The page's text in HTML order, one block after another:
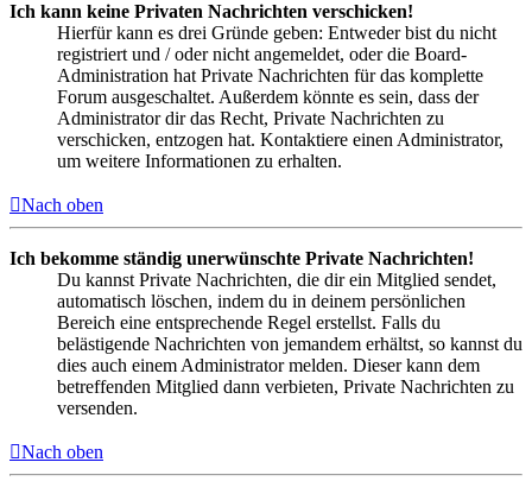
Ich kann keine Privaten Nachrichten verschicken!
Hierfür kann es drei Gründe geben: Entweder bist du nicht
registriert und / oder nicht angemeldet, oder die Board-
Administration hat Private Nachrichten für das komplette
Forum ausgeschaltet. Außerdem könnte es sein, dass der
Administrator dir das Recht, Private Nachrichten zu
verschicken, entzogen hat. Kontaktiere einen Administrator,
um weitere Informationen zu erhalten.
Nach oben
Ich bekomme ständig unerwünschte Private Nachrichten!
Du kannst Private Nachrichten, die dir ein Mitglied sendet,
automatisch löschen, indem du in deinem persönlichen
Bereich eine entsprechende Regel erstellst. Falls du
belästigende Nachrichten von jemandem erhältst, so kannst du
dies auch einem Administrator melden. Dieser kann dem
betreffenden Mitglied dann verbieten, Private Nachrichten zu
versenden.
Nach oben